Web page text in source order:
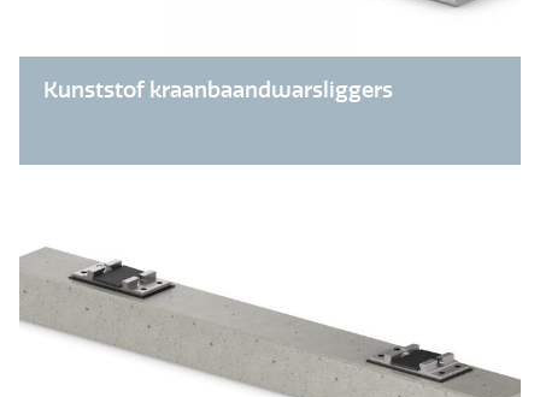
Kunststof kraanbaandwarsliggers